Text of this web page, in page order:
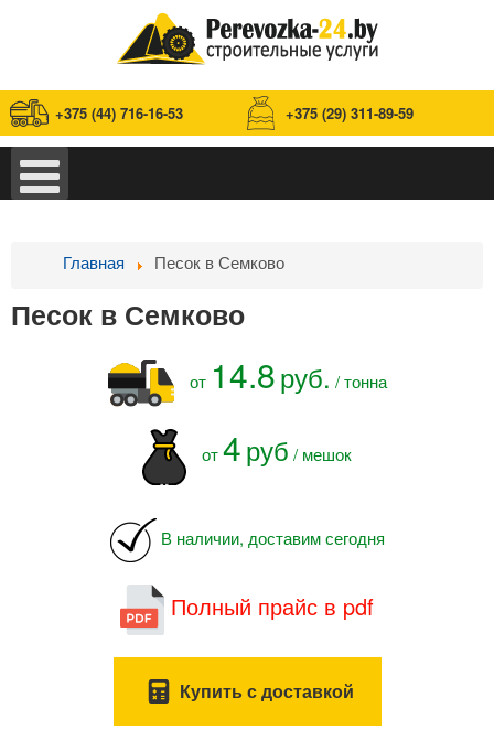
+375 (44) 716-16-53 +375 (29) 311-89-59
Главная Песок в Семково
Песок в Семково
от 14.8руб. / тонна
от4руб / мешок
В наличии, доставим сегодня
Полный прайс в pdf
Купить с доставкой